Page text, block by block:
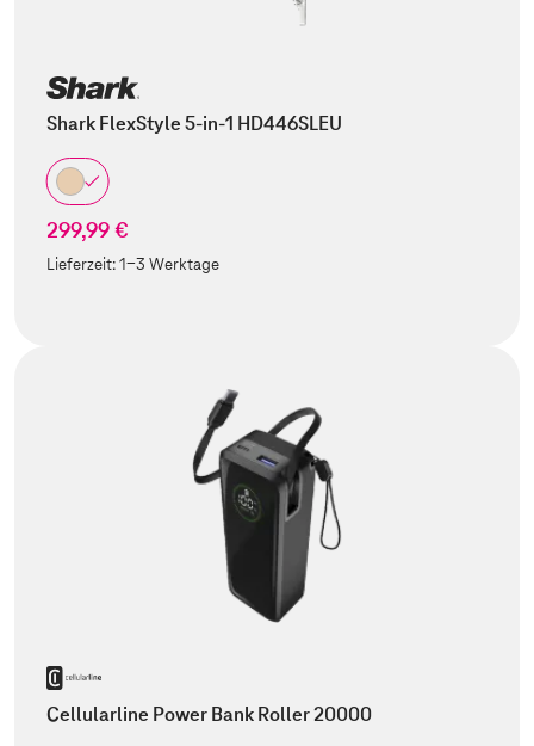
Shark FlexStyle 5-in-1 HD446SLEU
299,99 €
Lieferzeit:1-3 Werktage
Cellularline Power Bank Roller 20000